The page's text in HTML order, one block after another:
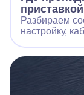
приставкой
Разбираем
настройку,